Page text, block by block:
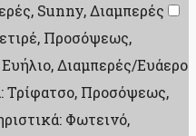
Sunny, Διαμπερές
Προσόψεως,
Διαμπερές/Ευάερο
Τρίφατσο, Προσόψεως,
Φωτεινό,